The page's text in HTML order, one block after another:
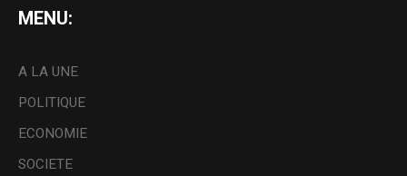
MENU:
A LA UNE
POLITIQUE
ECONOMIE
SOCIETE